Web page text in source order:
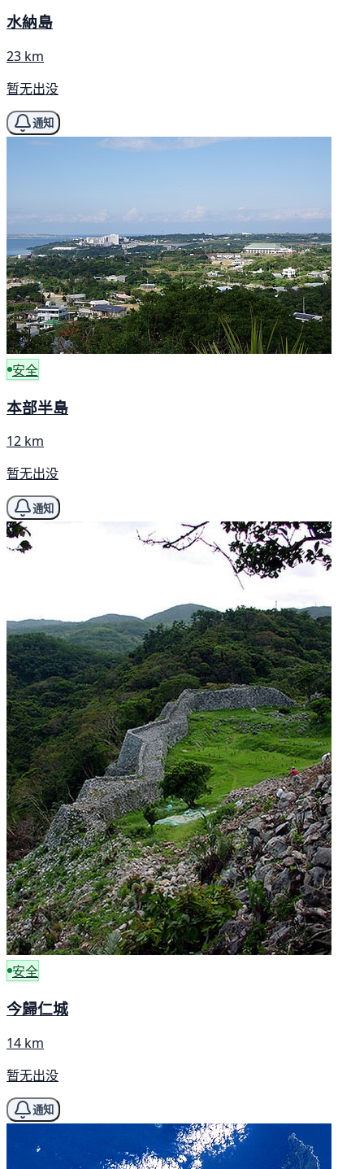
水納島
23 km
暂无出没
通知
安全
本部半島
12 km
暂无出没
通知
安全
今歸仁城
14 km
暂无出没
通知